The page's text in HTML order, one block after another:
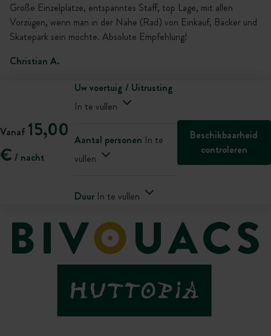
Große Einzelplätze, entspanntes Staff, top Lage, mit allen
Vorzügen, wenn man in der Nähe (Rad) von Einkauf, Bäcker und
Skatepark sein möchte. Absolute Empfehlung!
Christian A.
Vanaf 15,00
€ / nacht
Uw voertuig / Uitrusting
In te vullen
Aantal personen In te
vullen
Duur In te vullen
Beschikbaarheid
controleren